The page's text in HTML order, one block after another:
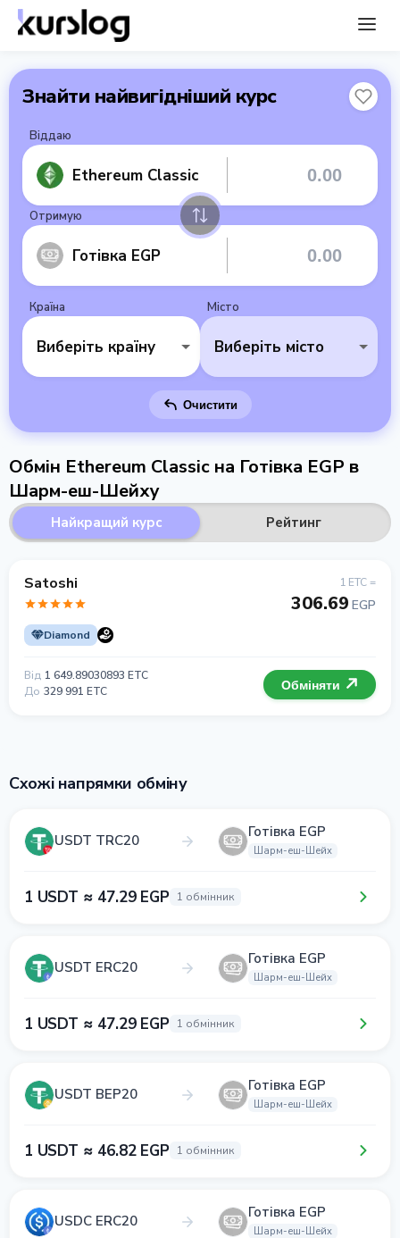
Знайти найвигідніший курс
Віддаю
Ethereum Classic
Отримую
Готівка EGP
Країна
Виберіть країну
Місто
Виберіть місто
Очистити
Обмін Ethereum Classic на Готівка EGP в
Шарм-еш-Шейху
Найкращий курс Рейтинг
Satoshi
Diamond
1 ETC =
306.69 EGP
Від 1 649.89030893 ETC
До 329 991 ETC Обміняти
Схожі напрямки обміну
USDT TRC20 Готівка EGP
Шарм-еш-Шейх
1 USDT ≈ 47.29 EGP 1 обмінник
USDT ERC20 Готівка EGP
Шарм-еш-Шейх
1 USDT ≈ 47.29 EGP 1 обмінник
USDT BEP20 Готівка EGP
Шарм-еш-Шейх
1 USDT ≈ 46.82 EGP 1 обмінник
USDC ERC20 Готівка EGP
Шарм-еш-Шейх